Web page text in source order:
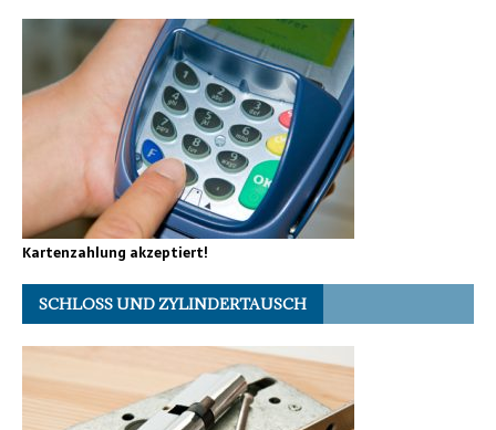
Kartenzahlung akzeptiert!
SCHLOSS UND ZYLINDERTAUSCH